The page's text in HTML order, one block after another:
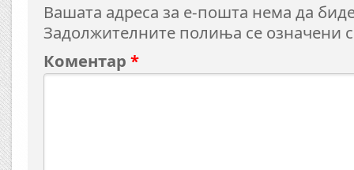
Вашата адреса за е-пошта нема да
Задолжителните полиња се означени
Коментар *